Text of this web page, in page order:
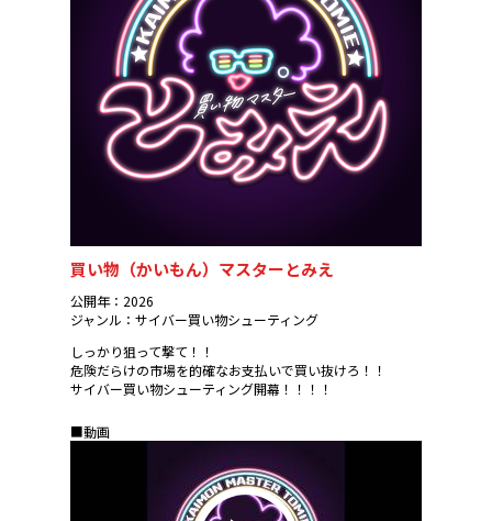
買い物（かいもん）マスターとみえ
公開年：2026
ジャンル：サイバー買い物シューティング
しっかり狙って撃て！！
危険だらけの市場を的確なお支払いで買い抜けろ！！
サイバー買い物シューティング開幕！！！！
■動画